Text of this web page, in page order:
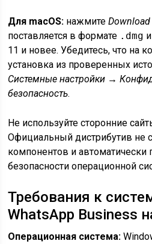
Для macOS: нажмите
поставляется в формате .dmg
11 и новее. Убедитесь, что на
установка из проверенных
Системные настройки →
безопасность.
Не используйте сторонние
Официальный дистрибутив не
компонентов и автоматически
безопасности операционной
Требования к
WhatsApp Business
Операционная система: